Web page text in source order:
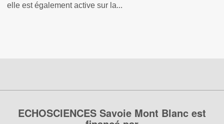
elle est également active sur la...
ECHOSCIENCES Savoie Mont Blanc est